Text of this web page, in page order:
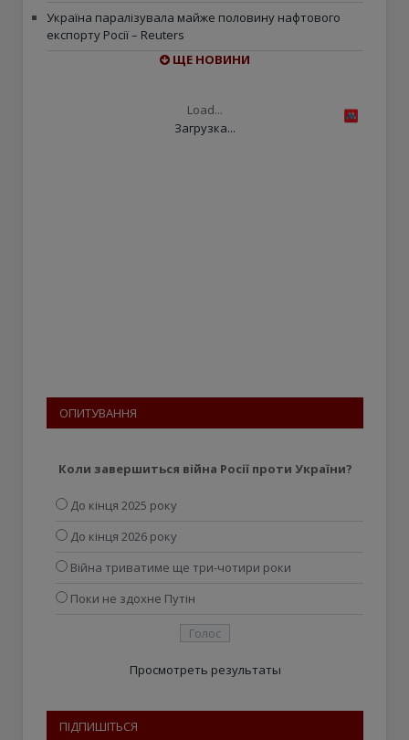
Україна паралізувала майже половину нафтового
експорту Росії – Reuters
ЩЕ НОВИНИ
Load...
Загрузка...
ОПИТУВАННЯ
Коли завершиться війна Росії проти України?
До кінця 2025 року
До кінця 2026 року
Війна триватиме ще три-чотири роки
Поки не здохне Путін
Просмотреть результаты
ПІДПИШІТЬСЯ